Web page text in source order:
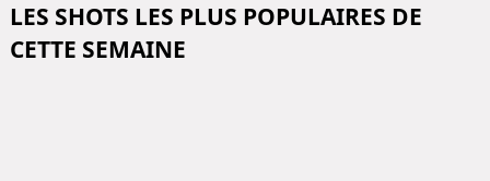
LES SHOTS LES PLUS POPULAIRES DE
CETTE SEMAINE
Donate
💸
Support Ukraine